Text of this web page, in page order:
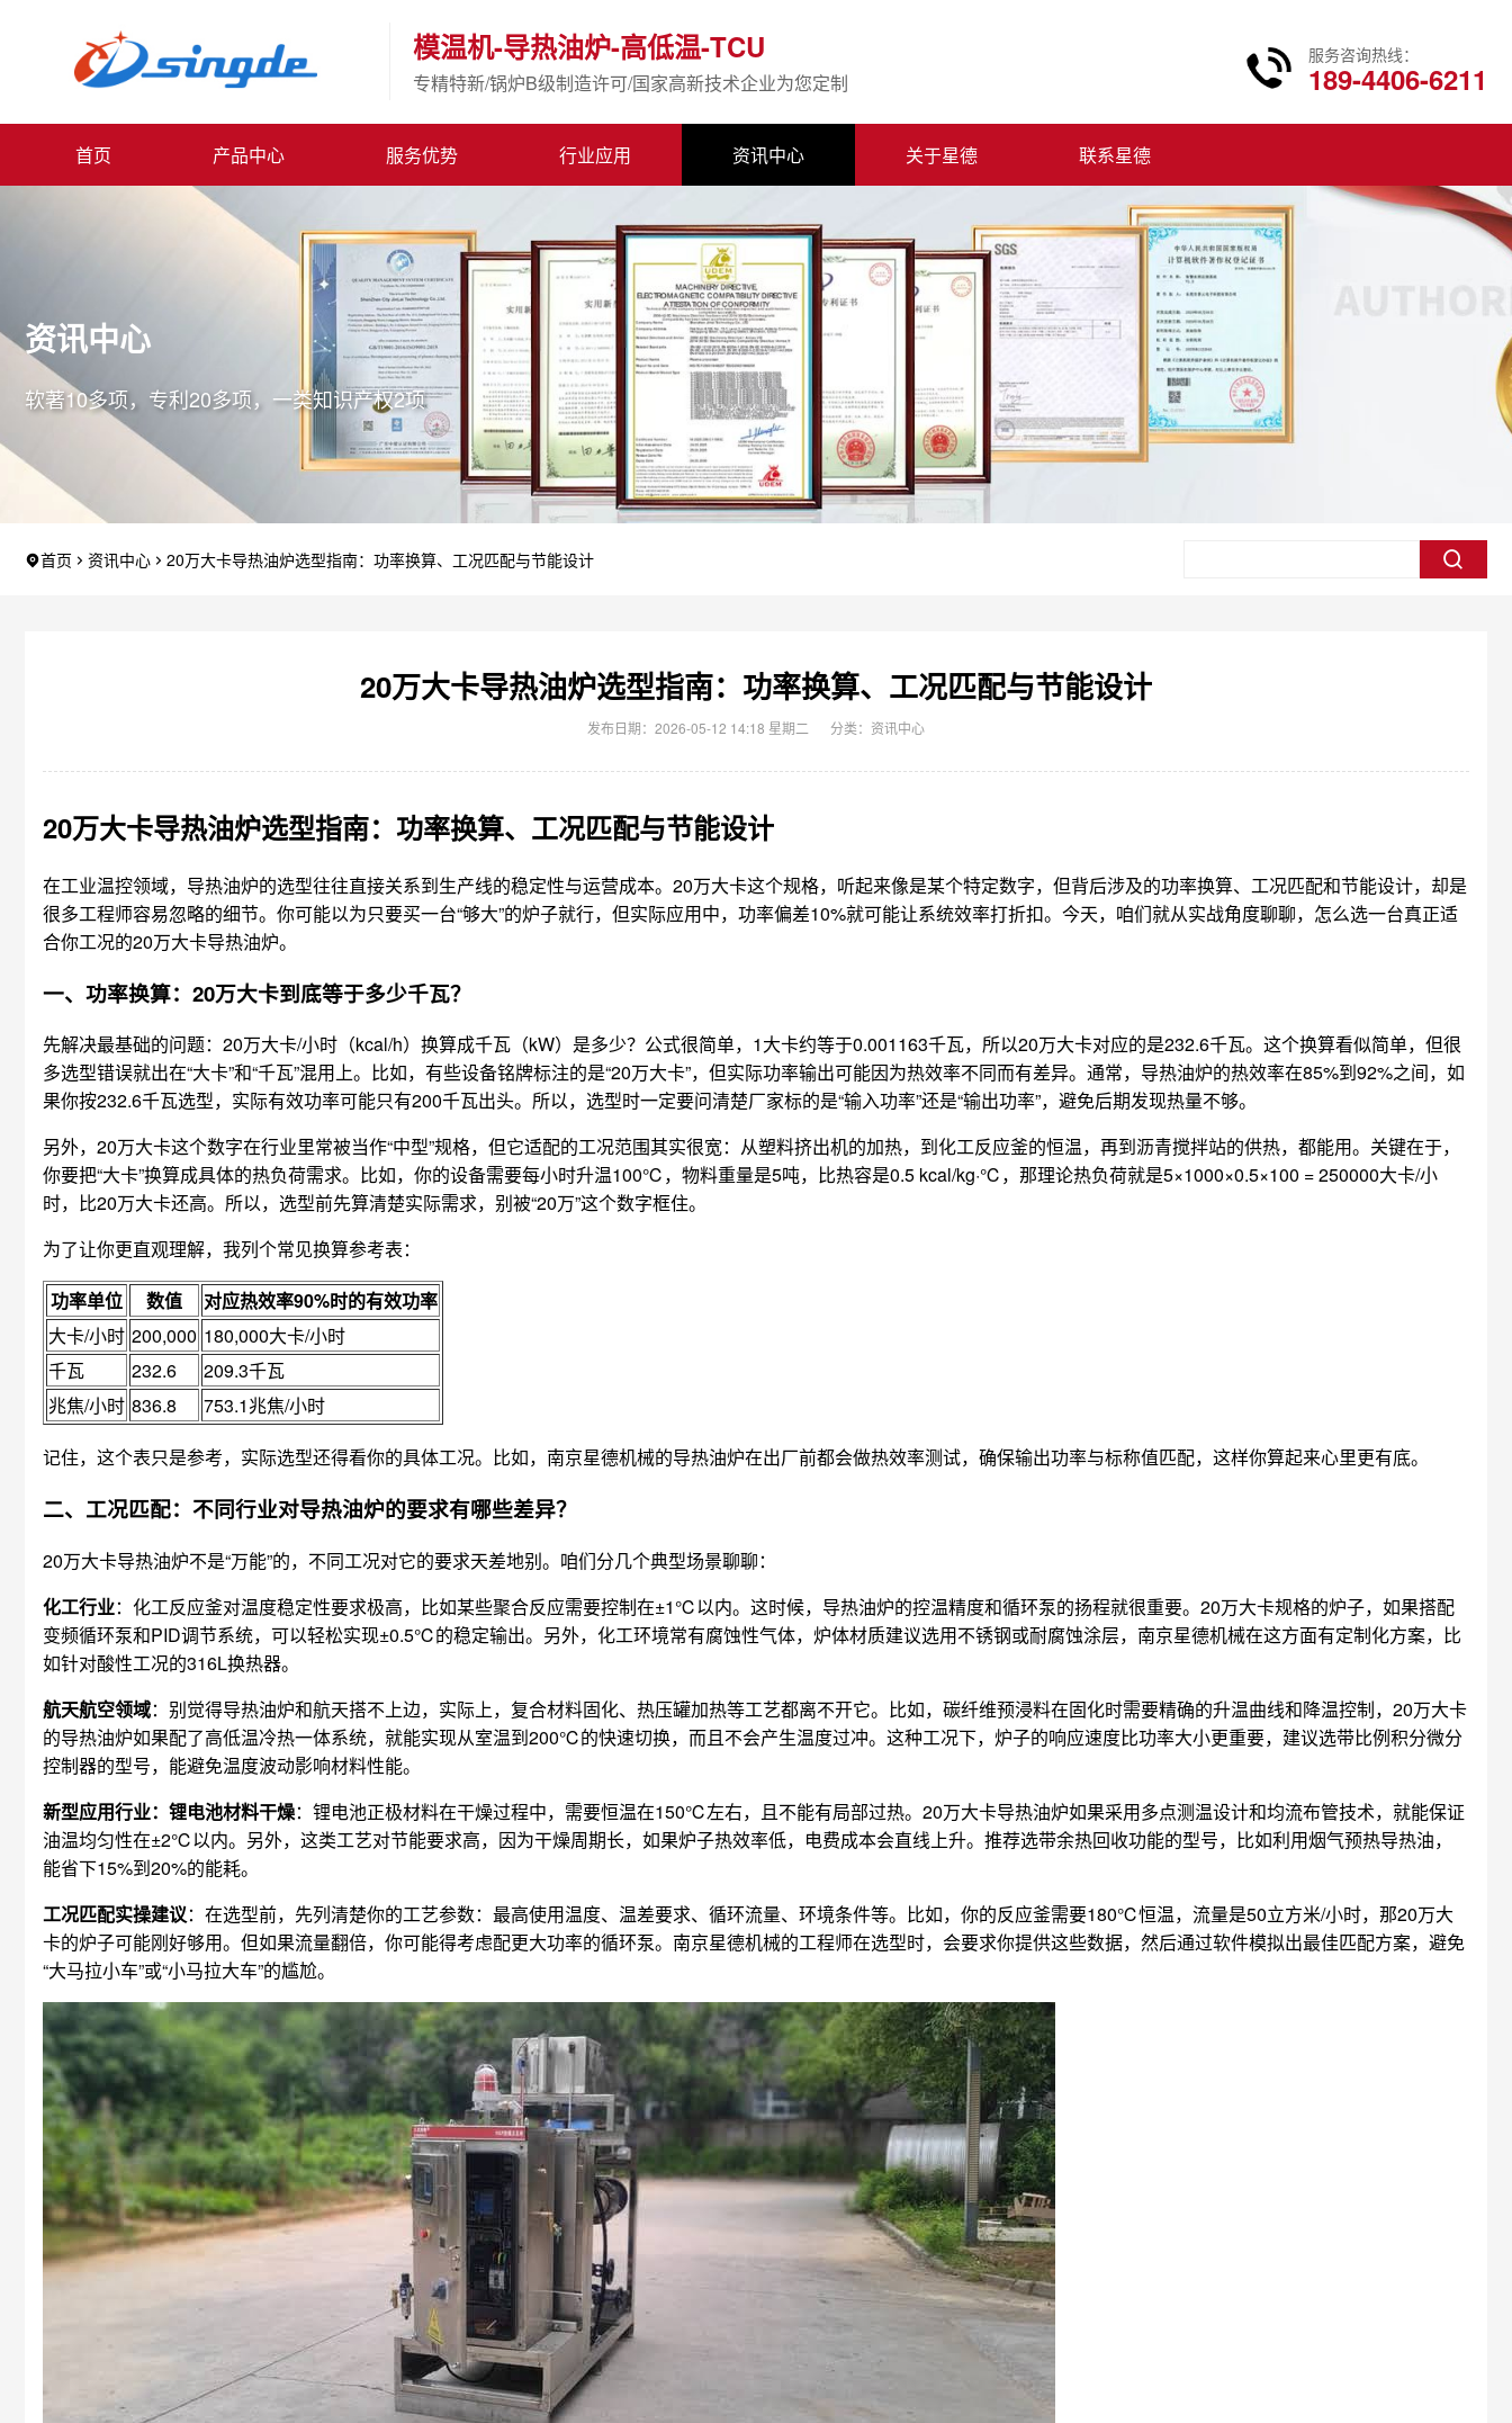
模温机-导热油炉-高低温-TCU
专精特新/锅炉B级制造许可/国家高新技术企业为您定制
服务咨询热线：
189-4406-6211
首页 产品中心 服务优势 行业应用 资讯中心 关于星德 联系星德
资讯中心
软著10多项，专利20多项，一类知识产权2项
首页 资讯中心 20万大卡导热油炉选型指南：功率换算、工况匹配与节能设计
20万大卡导热油炉选型指南：功率换算、工况匹配与节能设计
发布日期：2026-05-12 14:18 星期二 分类： 资讯中心
20万大卡导热油炉选型指南：功率换算、工况匹配与节能设计
在工业温控领域，导热油炉的选型往往直接关系到生产线的稳定性与运营成本。20万大卡这个规格，听起来像是某个特定数字，但背后涉及的功率换算、工况匹配和节能设计，却是
很多工程师容易忽略的细节。你可能以为只要买一台“够大”的炉子就行，但实际应用中，功率偏差10%就可能让系统效率打折扣。今天，咱们就从实战角度聊聊，怎么选一台真正适
合你工况的20万大卡导热油炉。
一、功率换算：20万大卡到底等于多少千瓦？
先解决最基础的问题：20万大卡/小时（kcal/h）换算成千瓦（kW）是多少？公式很简单，1大卡约等于0.001163千瓦，所以20万大卡对应的是232.6千瓦。这个换算看似简单，但很
多选型错误就出在“大卡”和“千瓦”混用上。比如，有些设备铭牌标注的是“20万大卡”，但实际功率输出可能因为热效率不同而有差异。通常，导热油炉的热效率在85%到92%之间，如
果你按232.6千瓦选型，实际有效功率可能只有200千瓦出头。所以，选型时一定要问清楚厂家标的是“输入功率”还是“输出功率”，避免后期发现热量不够。
另外，20万大卡这个数字在行业里常被当作“中型”规格，但它适配的工况范围其实很宽：从塑料挤出机的加热，到化工反应釜的恒温，再到沥青搅拌站的供热，都能用。关键在于，
你要把“大卡”换算成具体的热负荷需求。比如，你的设备需要每小时升温100℃，物料重量是5吨，比热容是0.5 kcal/kg·℃，那理论热负荷就是5×1000×0.5×100 = 250000大卡/小
时，比20万大卡还高。所以，选型前先算清楚实际需求，别被“20万”这个数字框住。
为了让你更直观理解，我列个常见换算参考表：
功率单位
数值
对应热效率90%时的有效功率
大卡/小时 200,000 180,000大卡/小时
千瓦
232.6
209.3千瓦
兆焦/小时 836.8
753.1兆焦/小时
记住，这个表只是参考，实际选型还得看你的具体工况。比如，南京星德机械的导热油炉在出厂前都会做热效率测试，确保输出功率与标称值匹配，这样你算起来心里更有底。
二、工况匹配：不同行业对导热油炉的要求有哪些差异？
20万大卡导热油炉不是“万能”的，不同工况对它的要求天差地别。咱们分几个典型场景聊聊：
化工行业：化工反应釜对温度稳定性要求极高，比如某些聚合反应需要控制在±1℃以内。这时候，导热油炉的控温精度和循环泵的扬程就很重要。20万大卡规格的炉子，如果搭配
变频循环泵和PID调节系统，可以轻松实现±0.5℃的稳定输出。另外，化工环境常有腐蚀性气体，炉体材质建议选用不锈钢或耐腐蚀涂层，南京星德机械在这方面有定制化方案，比
如针对酸性工况的316L换热器。
航天航空领域：别觉得导热油炉和航天搭不上边，实际上，复合材料固化、热压罐加热等工艺都离不开它。比如，碳纤维预浸料在固化时需要精确的升温曲线和降温控制，20万大卡
的导热油炉如果配了高低温冷热一体系统，就能实现从室温到200℃的快速切换，而且不会产生温度过冲。这种工况下，炉子的响应速度比功率大小更重要，建议选带比例积分微分
控制器的型号，能避免温度波动影响材料性能。
新型应用行业：锂电池材料干燥：锂电池正极材料在干燥过程中，需要恒温在150℃左右，且不能有局部过热。20万大卡导热油炉如果采用多点测温设计和均流布管技术，就能保证
油温均匀性在±2℃以内。另外，这类工艺对节能要求高，因为干燥周期长，如果炉子热效率低，电费成本会直线上升。推荐选带余热回收功能的型号，比如利用烟气预热导热油，
能省下15%到20%的能耗。
工况匹配实操建议：在选型前，先列清楚你的工艺参数：最高使用温度、温差要求、循环流量、环境条件等。比如，你的反应釜需要180℃恒温，流量是50立方米/小时，那20万大
卡的炉子可能刚好够用。但如果流量翻倍，你可能得考虑配更大功率的循环泵。南京星德机械的工程师在选型时，会要求你提供这些数据，然后通过软件模拟出最佳匹配方案，避免
“大马拉小车”或“小马拉大车”的尴尬。